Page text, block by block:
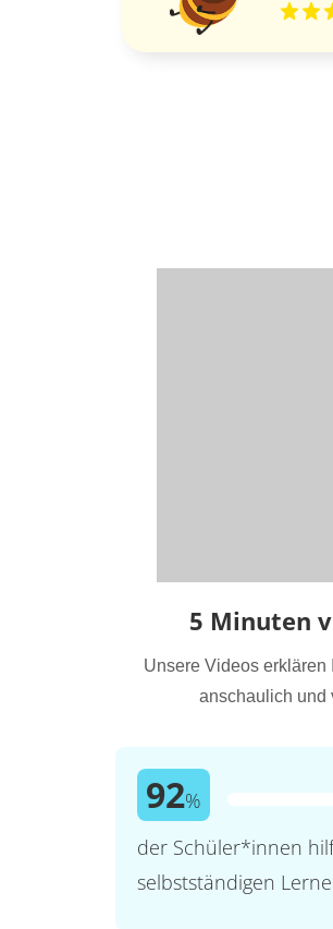
5 Minuten
Unsere Videos erklären
anschaulich und
92%
der Schüler*innen
selbstständigen